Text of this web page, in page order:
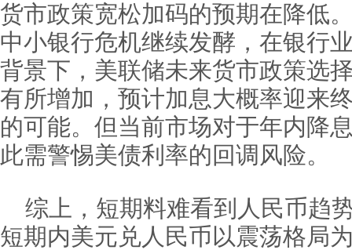
货市政策宽松加码的预期在降低
中小银行危机继续发酵，在银行
背景下，美联储未来货市政策选
有所增加，预计加息大概率迎来
的可能。但当前市场对于年内降
此需警惕美债利率的回调风险。
综上，短期料难看到人民币趋
短期内美元兑人民币以震荡格局